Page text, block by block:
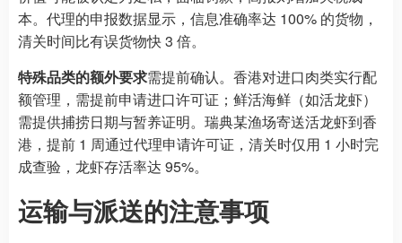
本。代理的申报数据显示，信息准确率达 100% 的货物，
清关时间比有误货物快 3 倍。
特殊品类的额外要求需提前确认。香港对进口肉类实行配
额管理，需提前申请进口许可证；鲜活海鲜（如活龙虾）
需提供捕捞日期与暂养证明。瑞典某渔场寄送活龙虾到香
港，提前 1 周通过代理申请许可证，清关时仅用 1 小时完
成查验，龙虾存活率达 95%。
运输与派送的注意事项